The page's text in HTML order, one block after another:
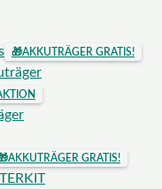
🎁AKKUTRÄGER GRATIS!
AKKUTRÄGER GRATIS!